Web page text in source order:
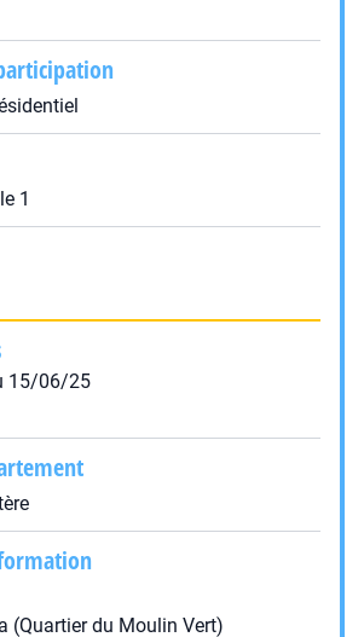
1
15/06/25
(Quartier du Moulin Vert)